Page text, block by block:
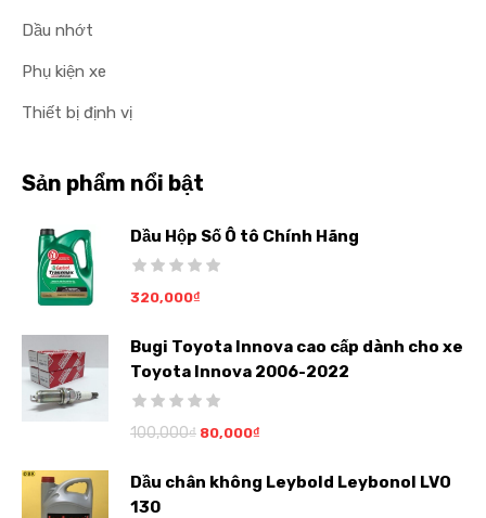
Dầu nhớt
Phụ kiện xe
Thiết bị định vị
Sản phẩm nổi bật
Dầu Hộp Số Ô tô Chính Hãng
320,000₫
Bugi Toyota Innova cao cấp dành cho xe
Toyota Innova 2006-2022
100,000₫ 80,000₫
Dầu chân không Leybold Leybonol LVO
130